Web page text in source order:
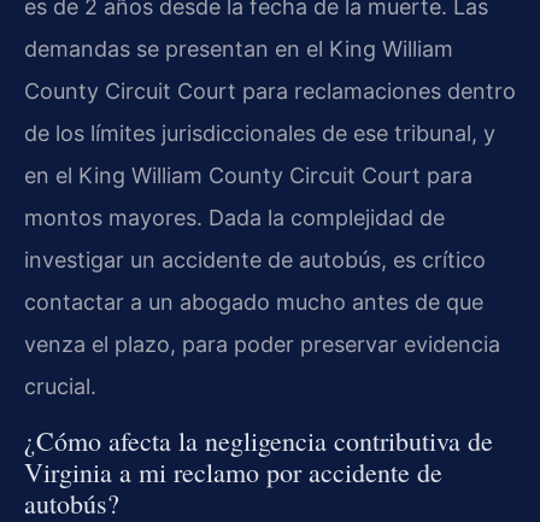
es de 2 años desde la fecha de la muerte. Las
demandas se presentan en el King William
County Circuit Court para reclamaciones dentro
de los límites jurisdiccionales de ese tribunal, y
en el King William County Circuit Court para
montos mayores. Dada la complejidad de
investigar un accidente de autobús, es crítico
contactar a un abogado mucho antes de que
venza el plazo, para poder preservar evidencia
crucial.
¿Cómo afecta la negligencia contributiva de
Virginia a mi reclamo por accidente de
autobús?